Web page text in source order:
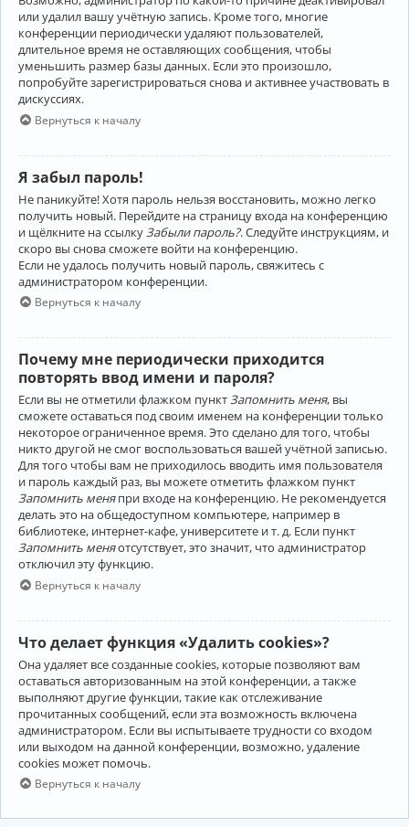
или удалил вашу учётную запись. Кроме того, многие
конференции периодически удаляют пользователей,
длительное время не оставляющих сообщения, чтобы
уменьшить размер базы данных. Если это произошло,
попробуйте зарегистрироваться снова и активнее участвовать в
дискуссиях.
Вернуться к началу
Я забыл пароль!
Не паникуйте! Хотя пароль нельзя восстановить, можно легко
получить новый. Перейдите на страницу входа на конференцию
и щёлкните на ссылку Забыли пароль?. Следуйте инструкциям, и
скоро вы снова сможете войти на конференцию.
Если не удалось получить новый пароль, свяжитесь с
администратором конференции.
Вернуться к началу
Почему мне периодически приходится
повторять ввод имени и пароля?
Если вы не отметили флажком пунктЗапомнить меня, вы
сможете оставаться под своим именем на конференции только
некоторое ограниченное время. Это сделано для того, чтобы
никто другой не смог воспользоваться вашей учётной записью.
Для того чтобы вам не приходилось вводить имя пользователя
и пароль каждый раз, вы можете отметить флажком пункт
Запомнить меняпри входе на конференцию. Не рекомендуется
делать это на общедоступном компьютере, например в
библиотеке, интернет-кафе, университете и т. д. Если пункт
Запомнить меняотсутствует, это значит, что администратор
отключил эту функцию.
Вернуться к началу
Что делает функция «Удалить cookies»?
Она удаляет все созданные cookies, которые позволяют вам
оставаться авторизованным на этой конференции, а также
выполняют другие функции, такие как отслеживание
прочитанных сообщений, если эта возможность включена
администратором. Если вы испытываете трудности со входом
или выходом на данной конференции, возможно, удаление
cookies может помочь.
Вернуться к началу